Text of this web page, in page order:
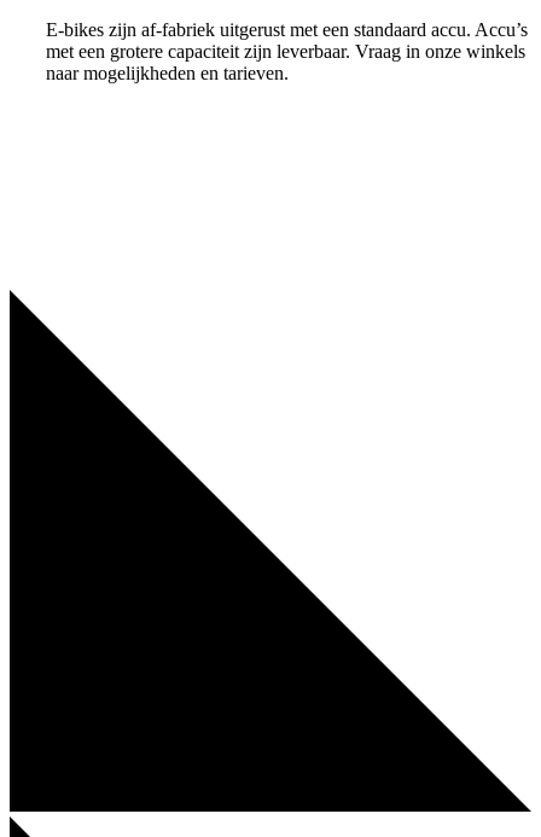
E-bikes zijn af-fabriek uitgerust met een standaard accu. Accu’s
met een grotere capaciteit zijn leverbaar. Vraag in onze winkels
naar mogelijkheden en tarieven.